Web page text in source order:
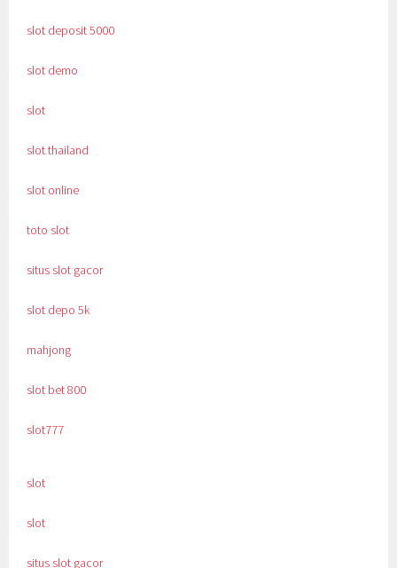
slot deposit 5000
slot demo
slot
slot thailand
slot online
toto slot
situs slot gacor
slot depo 5k
mahjong
slot bet 800
slot777
slot
slot
situs slot gacor